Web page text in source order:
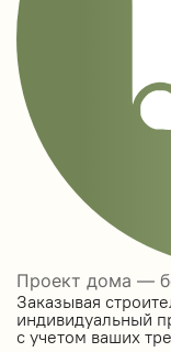
Проект дома —
Заказывая
индивидуальный
с учетом ваших